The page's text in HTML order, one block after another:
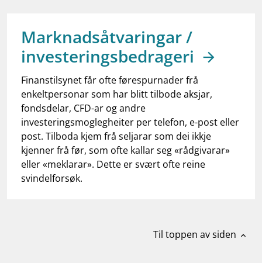
dashboardInformasjon for investorer
notifications_noneAbonner på nyhetsvarsel
Marknadsåtvaringar /
investeringsbedrageri
Finanstilsynet får ofte førespurnader frå
enkeltpersonar som har blitt tilbode aksjar,
fondsdelar, CFD-ar og andre
investeringsmoglegheiter per telefon, e-post eller
post. Tilboda kjem frå seljarar som dei ikkje
kjenner frå før, som ofte kallar seg «rådgivarar»
eller «meklarar». Dette er svært ofte reine
svindelforsøk.
Til toppen av siden expand_less